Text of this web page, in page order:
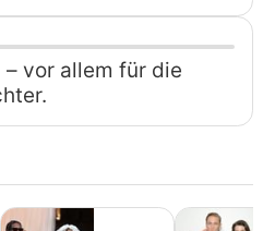
– vor allem für die